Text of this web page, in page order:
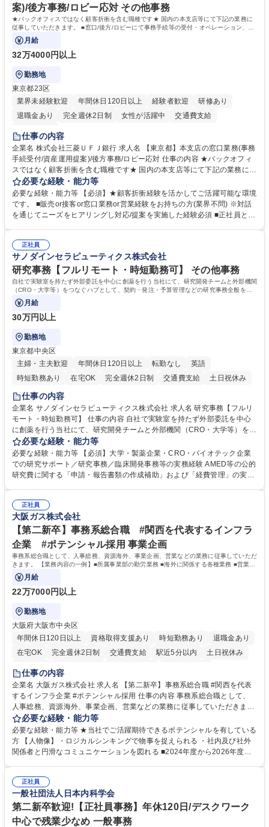
案)/後方事務/ロビー応対 その他事務
★バックオフィスではなく顧客折衝を含む職種です★ 国内の本支店等にて下記の業務に
従事していただきます。 ■窓口/後方/ロビーにて事務手続等の受付・オペレーション、お
客様対応
月給
32万4000円以上
勤務地
東京都23区
業界未経験歓迎
年間休日120日以上 経験者歓迎
研修あり
退職金あり
完全週休2日制 女性が活躍中
交通費支給
土日祝休み
仕事の内容
企業名 株式会社三菱ＵＦＪ銀行 求人名 【東京都】本支店の窓口業務(事務
手続受付/資産運用提案)/後方事務/ロビー応対 仕事の内容 ★バックオフィ
スではなく顧客折衝を含む職種です★ 国内の本支店等にて下記の業務に従
事していただきます。 ■窓口/後方/ロビーにて事務手続等の受付・オペレ
ーション、お客様対応 ■窓口にて、ご来店された個人のお客様に対して金
融商品のご提案 ■効率的な事務運用の検討・構築等 ≪業務紹介：ご応募前
に必ずご覧ください≫ ※記事 https://www.mysite.bk.mufg.jp/career/circle/
必要な経験・能力等
必要な経験・能力等 【必須】★顧客折衝経験を活かしてご活躍可能な環境
です。 ■販売or接客or窓口業務or営業経験をお持ちの方(業界不問) ※対話
を通じてニーズをヒアリングし対応/提案を実施した経験必須 ■正社員とし
るので安心して入行いただけます。 幅広いキャリアの選択肢があり、公募
や社内副業等を活用し、 一人ひとりが挑戦できるカルチャーが浸透してい
ます。 学歴・資格 学歴：大学院 大学 高専 短大 専修学校 高校 語学力：
資格：
正社員
サノダインセラピューティクス株式会社
研究事務【フルリモート・時短勤務可】 その他事務
自社で実験室を持たず外部委託を中心に創薬を行う当社にて、研究開発チームと外部機関
（CRO・大学等）をつなぐハブとして、契約・発注・予算管理などの研究事務全般をお
任せします。
月給
30万円以上
勤務地
東京都中央区
主婦・主夫歓迎
年間休日120日以上 転勤なし
英語
時短勤務あり
在宅OK 完全週休2日制 交通費支給 土日祝休み
仕事の内容
企業名 サノダインセラピューティクス株式会社 求人名 研究事務【フルリ
モート・時短勤務可】 仕事の内容 自社で実験室を持たず外部委託を中心
に創薬を行う当社にて、研究開発チームと外部機関（CRO・大学等）をつ
なぐハブとして、契約・発注・予算管理などの研究事務全般をお任せしま
す。 ■見積取得、発注、検収、請求処理等の事務手続き ■委託先との定例
会議の調整・アジェンダ準備・議事録作成 ■研究報告書、試験関連資料、
SOP等の整備・版管理・保管 ■研究開発の進捗・タイムライン・予算執行
集職種 研究事務【フルリモート・時短勤務可】
必要な経験・能力等
必要な経験・能力等 【必須】大学・製薬企業・CRO・バイオテック企業
での研究サポート／研究事務／臨床開発事務等の実務経験 AMED等の公的
研究費に関する「申請・報告書類の作成補助」および「経費管理」の実務
き方について】フルリモートやハイブリッド勤務、時短勤務など個々のラ
イフスタイルに応じた柔軟な働き方が可能です。育児や介護との両立も応
援します。 学歴・資格 学歴：大学院 大学 語学力： 資格：
正社員
大阪ガス株式会社
【第二新卒】事務系総合職 #関西を代表するインフラ
企業 #ポテンシャル採用 事業企画
事務系総合職として、人事総務、資源海外、事業企画、営業などの業務に従事していただ
きます。 【業務内容の一例】■所属事業部の勤労業務 ■海外に関係する各種業務 ■営業部
門の企画スタッフ、ルート営業
月給
22万7000円以上
勤務地
大阪府大阪市中央区
年間休日120日以上
資格取得支援あり 時短勤務あり
退職金あり
在宅OK
完全週休2日制 交通費支給 駅近5分以内
土日祝休み
服装自由
第二新卒歓迎
仕事の内容
企業名 大阪ガス株式会社 求人名 【第二新卒】事務系総合職 #関西を代表
するインフラ企業 #ポテンシャル採用 仕事の内容 事務系総合職として、
人事総務、資源海外、事業企画、営業などの業務に従事していただきま
す。 【業務内容の一例】■所属事業部の勤労業務 ■海外に関係する各種業
務 ■営業部門の企画スタッフ、ルート営業 【キャリアパス】入社後の配属
ポジションで一定期間ご活躍頂いた後、本人の適性及び将来のキャリアを
鑑みてジョブローテーションを行います。 【育成】OJTでの現場育成や研
表するインフラ企業 #ポテンシャル採用
必要な経験・能力等
必要な経験・能力等 ★当社でご活躍期待できるポテンシャルを有している
方 【人物像】・ロジカルシンキングで物事を捉えられる ・社内及び社外
関係者と円滑なコミュニケーションを図れる ■2024年度から2026年度ま
72.html ■エネルギーセキュリティの不安定化や気候変動による自然災害の
甚大化など、これまで以上に社会課題解決の重要性が高まっています。
「未来の日常」の創造に向けて持続可能な社会の実現に貢献してまいりま
す。 学歴・資格 学歴：大学院 大学 語学力： 資格：
正社員
一般社団法人日本内科学会
第二新卒歓迎!【正社員事務】年休120日/デスクワーク
中心で残業少なめ 一般事務